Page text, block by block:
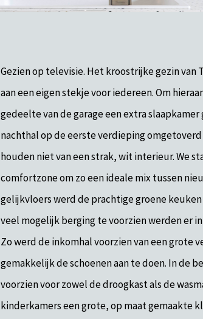
Gezien op televisie. Het kroostrijke gezin van
aan een eigen stekje voor iedereen. Om
gedeelte van de garage een extra
nachthal op de eerste verdieping
houden niet van een strak, wit interieur. We
comfortzone om zo een ideale mix tussen
gelijkvloers werd de prachtige groene
veel mogelijk berging te voorzien werden er
Zo werd de inkomhal voorzien van een grote
gemakkelijk de schoenen aan te doen. In de
voorzien voor zowel de droogkast als de
kinderkamers een grote, op maat gemaakte